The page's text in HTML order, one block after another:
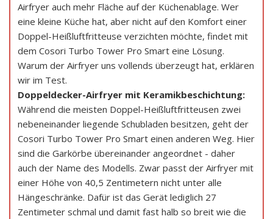
Airfryer auch mehr Fläche auf der Küchenablage. Wer
eine kleine Küche hat, aber nicht auf den Komfort einer
Doppel-Heißluftfritteuse verzichten möchte, findet mit
dem Cosori Turbo Tower Pro Smart eine Lösung.
Warum der Airfryer uns vollends überzeugt hat, erklären
wir im Test.
Doppeldecker-Airfryer mit Keramikbeschichtung:
Während die meisten Doppel-Heißluftfritteusen zwei
nebeneinander liegende Schubladen besitzen, geht der
Cosori Turbo Tower Pro Smart einen anderen Weg. Hier
sind die Garkörbe übereinander angeordnet - daher
auch der Name des Modells. Zwar passt der Airfryer mit
einer Höhe von 40,5 Zentimetern nicht unter alle
Hängeschränke. Dafür ist das Gerät lediglich 27
Zentimeter schmal und damit fast halb so breit wie die